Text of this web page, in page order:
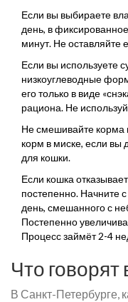
Если вы выбираете
день, в
минут. Не оставляйте
Если вы используете
низкоуглеводные
его только в виде
рациона. Не
Не смешивайте корма
корм в миске, если вы
для кошки.
Если кошка
постепенно. Начните
день, смешанного с
Постепенно
Процесс займёт 2-4
Что
В Санкт-Петербурге,